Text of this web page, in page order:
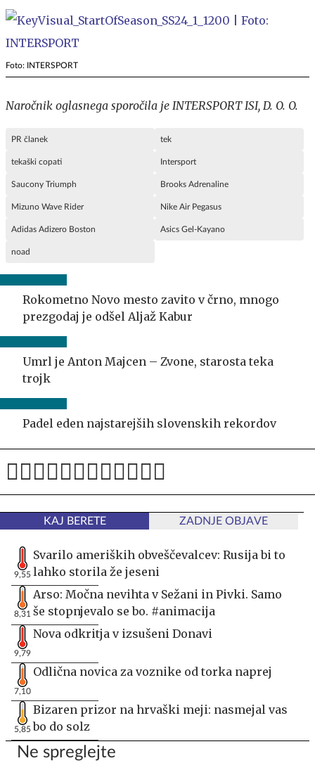
Foto: INTERSPORT
Naročnik oglasnega sporočila je INTERSPORT ISI, D. O. O.
PR članek tek
tekaški copati Intersport
Saucony Triumph Brooks Adrenaline
Mizuno Wave Rider Nike Air Pegasus
Adidas Adizero Boston Asics Gel-Kayano
noad
Rokometno Novo mesto zavito v črno, mnogo
prezgodaj je odšel Aljaž Kabur
Umrl je Anton Majcen – Zvone, starosta teka
trojk
Padel eden najstarejših slovenskih rekordov
KAJ BERETE ZADNJE OBJAVE
9,55
Svarilo ameriških obveščevalcev: Rusija bi to
lahko storila že jeseni
8,31
Arso: Močna nevihta v Sežani in Pivki. Samo
še stopnjevalo se bo. #animacija
9,79
Nova odkritja v izsušeni Donavi
7,10
Odlična novica za voznike od torka naprej
5,85
Bizaren prizor na hrvaški meji: nasmejal vas
bo do solz
Ne spreglejte